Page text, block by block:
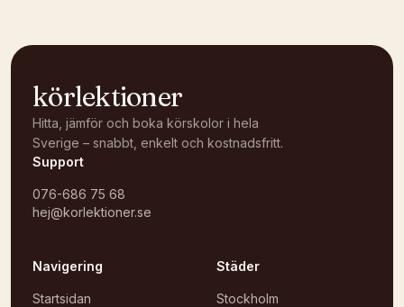
körlektioner
Hitta, jämför och boka körskolor i hela
Sverige – snabbt, enkelt och kostnadsfritt.
Support
076-686 75 68
hej@korlektioner.se
Navigering
Startsidan
Städer
Stockholm